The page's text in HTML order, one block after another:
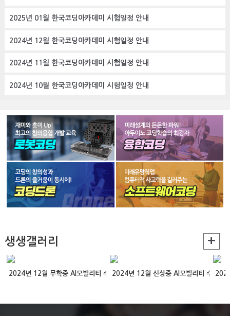
2025년 01월 한국코딩아카데미 시험일정 안내
2024년 12월 한국코딩아카데미 시험일정 안내
2024년 11월 한국코딩아카데미 시험일정 안내
2024년 10월 한국코딩아카데미 시험일정 안내
생생갤러리 +
2024년 12월 무학중 AI모빌리티 수업2024년 12월 신상중 AI모빌리티 수업